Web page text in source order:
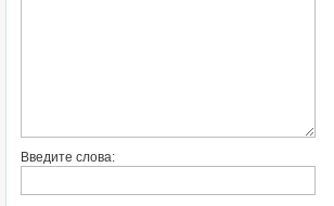
Введите слова: